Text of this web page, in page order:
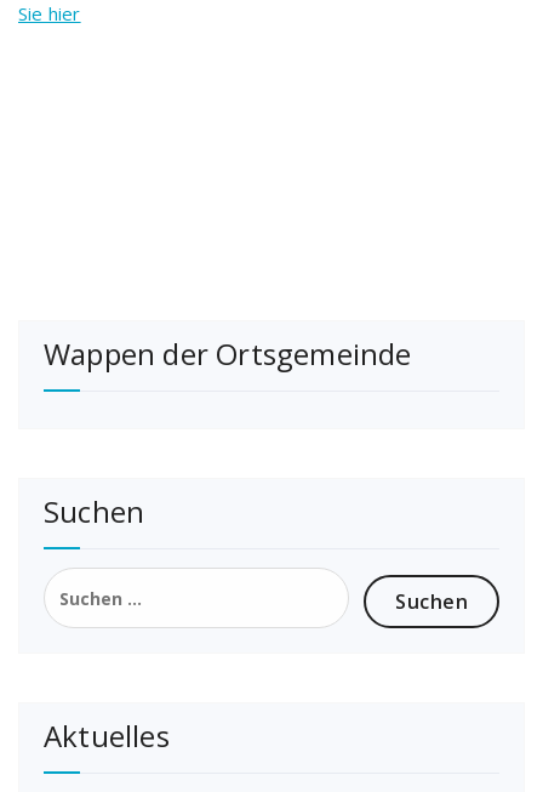
Sie hier
Wappen der Ortsgemeinde
Suchen
Suchen
nach:
Aktuelles